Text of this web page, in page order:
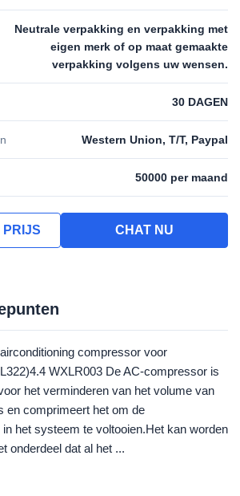
Neutrale verpakking en verpakking met
eigen merk of op maat gemaakte
verpakking volgens uw wensen.
30 DAGEN
Western Union, T/T, Paypal
50000 per maand
PRIJS CHAT NU
compressor voor
WXLR003 De AC-compressor is
het verminderen van het volume van
en comprimeert het om de
het systeem te voltooien.Het kan worden
onderdeel dat al het ...